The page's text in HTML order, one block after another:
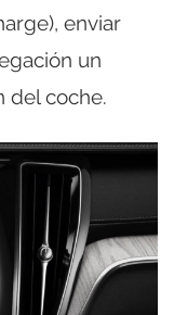
enviar
un
del coche.